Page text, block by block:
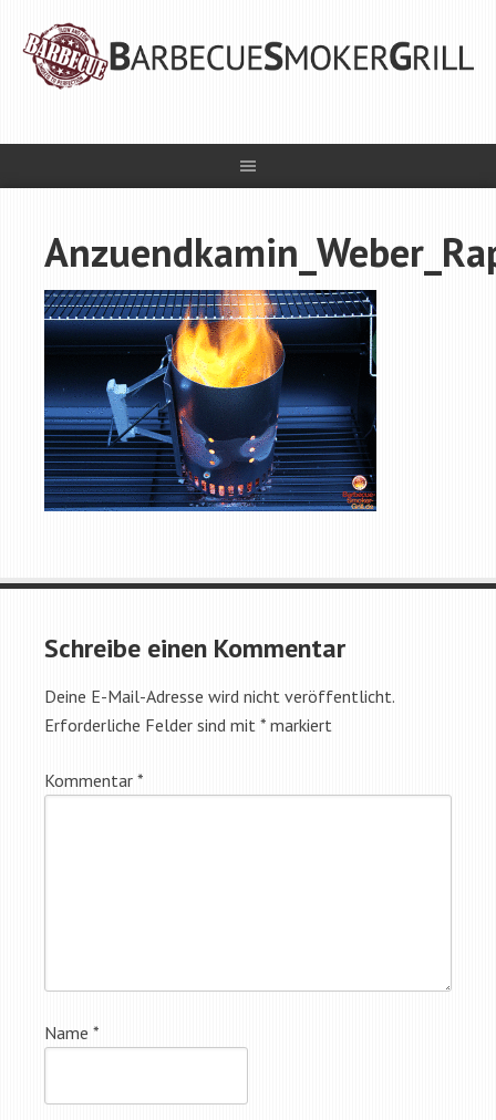
Schreibe einen Kommentar
Deine E-Mail-Adresse wird nicht veröffentlicht.
Erforderliche Felder sind mit * markiert
Kommentar *
Name *